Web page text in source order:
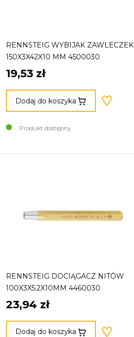
RENNSTEIG WYBIJAK ZAWLECZEK
150X3X42X10 MM 4500030
19,53 zł
Dodaj do koszyka
Produkt dostępny
RENNSTEIG DOCIĄGACZ NITÓW
100X3X5.2X10MM 4460030
23,94 zł
Dodaj do koszyka